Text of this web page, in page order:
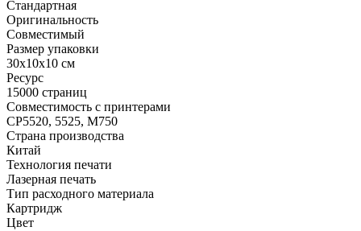
Стандартная
Оригинальность
Совместимый
Размер упаковки
30x10x10 см
Ресурс
15000 страниц
Совместимость с принтерами
CP5520, 5525, M750
Страна производства
Китай
Технология печати
Лазерная печать
Тип расходного материала
Картридж
Цвет